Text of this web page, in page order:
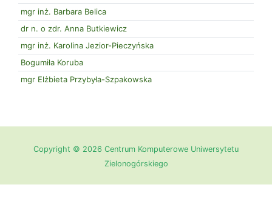
mgr inż. Barbara Belica
dr n. o zdr. Anna Butkiewicz
mgr inż. Karolina Jezior-Pieczyńska
Bogumiła Koruba
mgr Elżbieta Przybyła-Szpakowska
Copyright © 2026 Centrum Komputerowe Uniwersytetu
Zielonogórskiego